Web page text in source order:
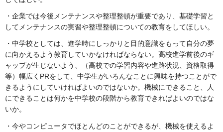
・企業では今後メンテナンスや整理整頓が重要であり、基礎学習と
してメンテナンスの実習や整理整頓についての教育をしてほしい。
・中学校としては、進学時にしっかりと目的意識をもって自分の夢
に向かえるよう教育していかなければならない。高校進学前後のギ
ャップが生じないよう、（高校での学習内容や進路状況、資格取得
等）幅広くPRをして、中学生がいろんなことに興味を持つことがで
きるようにしていければよいのではないか。機械にできること、人
にできることは何かを中学校の段階から教育できればよいのではな
いか。
・今やコンピュータでほとんどのことができるが、機械を使えるよ